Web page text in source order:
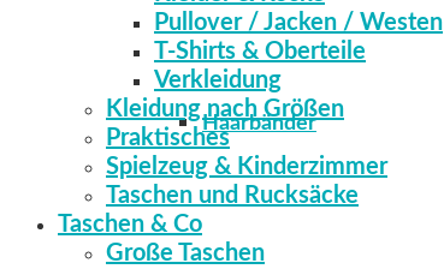
Haarbänder
Pullover / Jacken / Westen
T-Shirts & Oberteile
Verkleidung
Kleidung nach Größen
Praktisches
Spielzeug & Kinderzimmer
Taschen und Rucksäcke
Taschen & Co
Große Taschen